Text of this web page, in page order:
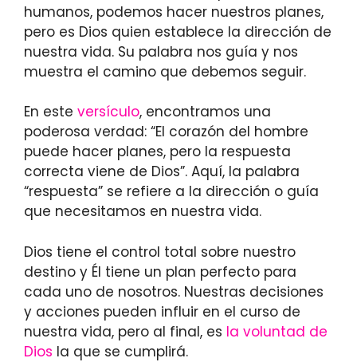
humanos, podemos hacer nuestros planes,
pero es Dios quien establece la dirección de
nuestra vida. Su palabra nos guía y nos
muestra el camino que debemos seguir.
En este versículo, encontramos una
poderosa verdad: “El corazón del hombre
puede hacer planes, pero la respuesta
correcta viene de Dios”. Aquí, la palabra
“respuesta” se refiere a la dirección o guía
que necesitamos en nuestra vida.
Dios tiene el control total sobre nuestro
destino y Él tiene un plan perfecto para
cada uno de nosotros. Nuestras decisiones
y acciones pueden influir en el curso de
nuestra vida, pero al final, es la voluntad de
Dios la que se cumplirá.